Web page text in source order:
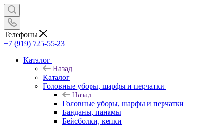
Телефоны
+7 (919) 725-55-23
Каталог
Назад
Каталог
Головные уборы, шарфы и перчатки
Назад
Головные уборы, шарфы и перчатки
Банданы, панамы
Бейсболки, кепки